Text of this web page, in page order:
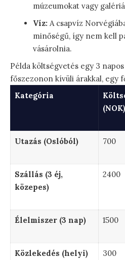
múzeumokat vagy
Víz: A csapvíz
minőségű, így nem kell
vásárolnia.
Példa költségvetés egy 3
főszezonon kívüli árakkal, egy
Kategória
(NOK)
Utazás (Oslóból) 700
Szállás (3 éj,
közepes)
2400
Élelmiszer (3 nap) 1500
Közlekedés (helyi) 300